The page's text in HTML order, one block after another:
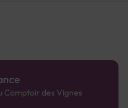
Comptoir des Vignes